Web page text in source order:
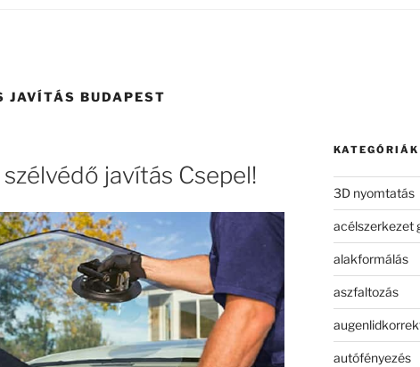
JAVÍTÁS BUDAPEST
javítás Csepel!
KATEGÓRIÁK
3D nyomtatás
acélszerkezet
alakformálás
aszfaltozás
autófényezés